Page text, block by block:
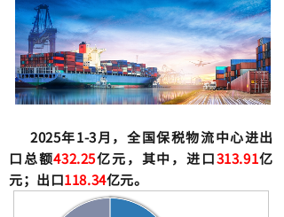
2025年1-3月，全国保税物流中心进出
口总额432.25亿元，其中，进口313.91亿
元；出口118.34亿元。